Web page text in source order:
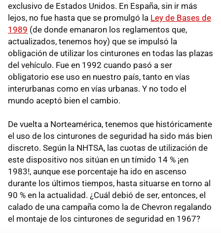
exclusivo de Estados Unidos. En España, sin ir más
lejos, no fue hasta que se promulgó la Ley de Bases de
1989 (de donde emanaron los reglamentos que,
actualizados, tenemos hoy) que se impulsó la
obligación de utilizar los cinturones en todas las plazas
del vehículo. Fue en 1992 cuando pasó a ser
obligatorio ese uso en nuestro país, tanto en vías
interurbanas como en vías urbanas. Y no todo el
mundo aceptó bien el cambio.
De vuelta a Norteamérica, tenemos que históricamente
el uso de los cinturones de seguridad ha sido más bien
discreto. Según la NHTSA, las cuotas de utilización de
este dispositivo nos sitúan en un tímido 14 % ¡en
1983!, aunque ese porcentaje ha ido en ascenso
durante los últimos tiempos, hasta situarse en torno al
90 % en la actualidad. ¿Cuál debió de ser, entonces, el
calado de una campaña como la de Chevron regalando
el montaje de los cinturones de seguridad en 1967?